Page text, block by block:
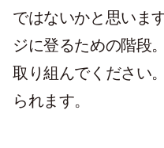
ではないかと思いま
ジに登るための階段
取り組んでください
られます。